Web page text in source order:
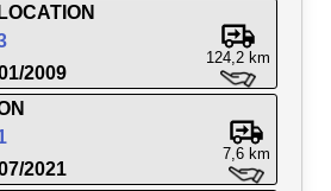
2009
124,2 km
2021
7,6 km